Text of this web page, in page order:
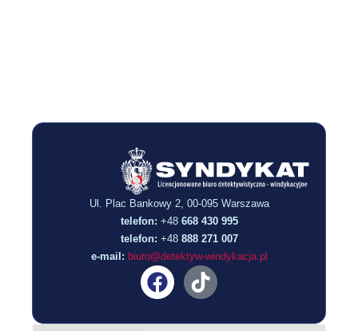
Ul. Plac Bankowy 2, 00-095 Warszawa
telefon: +48 668 430 995
telefon: +48888 271 007
e-mail: biuro@detektyw-windykacja.pl